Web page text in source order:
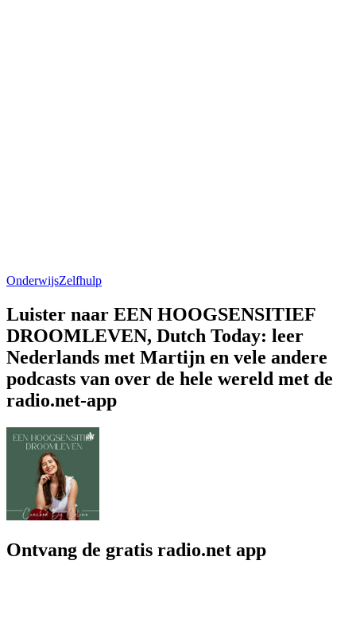
OnderwijsZelfhulp
Luister naar EEN HOOGSENSITIEF
DROOMLEVEN, Dutch Today: leer
Nederlands met Martijn en vele andere
podcasts van over de hele wereld met de
radio.net-app
Ontvang de gratis radio.net app